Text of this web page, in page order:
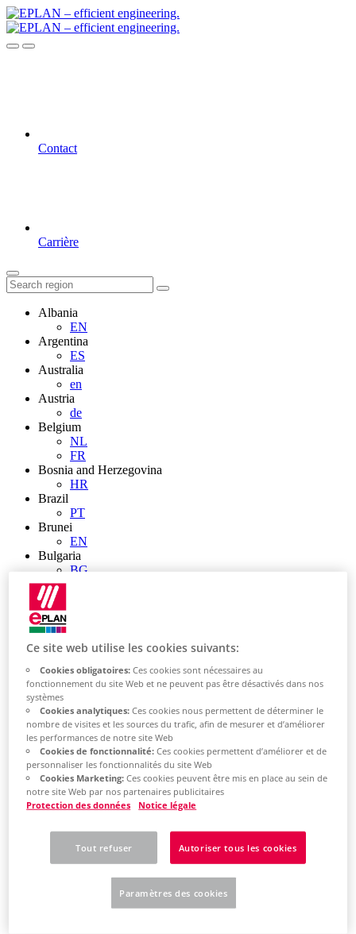
Contact
Carrière
Albania
EN
Argentina
ES
Australia
en
Austria
de
Belgium
NL
FR
Bosnia and Herzegovina
HR
Brazil
PT
Brunei
EN
Bulgaria
BG
Canada
Chile
ES
China
ZH
EN
China Taiwan
EN
Colombia
ES
Croatia
HR
Czech Republic
CZ
Denmark
FI
Ce site web utilise les cookies suivants:
Cookies obligatoires:Ces cookies sont nécessaires au
fonctionnement du site Web et ne peuvent pas être désactivés dans nos
systèmes
Cookies analytiques:Ces cookies nous permettent de déterminer le
nombre de visites et les sources du trafic, afin de mesurer et d’améliorer
les performances de notre site Web
Cookies de fonctionnalité:Ces cookies permettent d’améliorer et de
personnaliser les fonctionnalités du site Web
Cookies Marketing:Ces cookies peuvent être mis en place au sein de
notre site Web par nos partenaires publicitaires
Protection des données
Notice légale
Tout refuser Autoriser tous les cookies
Paramètres des cookies